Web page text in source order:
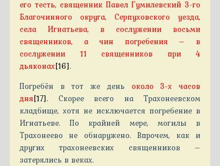
его тесть, священник Павел Гумилевский 3-го
Благочинного округа, Серпуховского уезда,
села Игнатьева, в сослужении
восьми
священников, а чин погребения – в
сослужении 11 священников при 4
дьяконах[16].
Погребён в тот же день около 3-х часов
дня[17]. Скорее всего на Трахонеевском
кладбище, хотя не исключается погребение в
Игнатьеве. По крайней мере, могилы в
Трахонеево не обнаружено. Впрочем, как и
других трахонеевских священников –
затерялись в веках.